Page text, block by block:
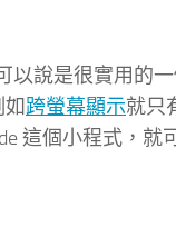
以說是很實用的
跨螢幕顯示就只
這個小程式，就